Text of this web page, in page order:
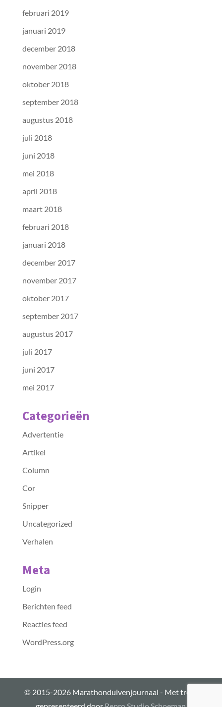
februari 2019
januari 2019
december 2018
november 2018
oktober 2018
september 2018
augustus 2018
juli 2018
juni 2018
mei 2018
april 2018
maart 2018
februari 2018
januari 2018
december 2017
november 2017
oktober 2017
september 2017
augustus 2017
juli 2017
juni 2017
mei 2017
Categorieën
Advertentie
Artikel
Column
Cor
Snipper
Uncategorized
Verhalen
Meta
Login
Berichten feed
Reacties feed
WordPress.org
© 2015-2026 Marathonduivenjournaal - Met trots